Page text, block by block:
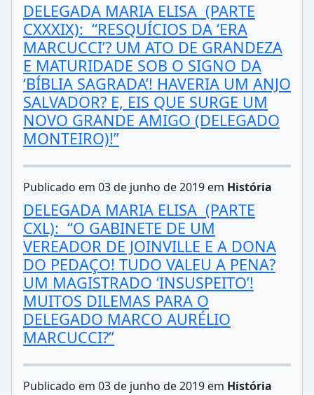
DELEGADA MARIA ELISA (PARTE
CXXXIX): “RESQUÍCIOS DA ‘ERA
MARCUCCI’? UM ATO DE GRANDEZA
E MATURIDADE SOB O SIGNO DA
‘BÍBLIA SAGRADA’! HAVERIA UM ANJO
SALVADOR? E, EIS QUE SURGE UM
NOVO GRANDE AMIGO (DELEGADO
MONTEIRO)!”
Publicado em 03 de junho de 2019 em História
DELEGADA MARIA ELISA (PARTE
CXL): “O GABINETE DE UM
VEREADOR DE JOINVILLE E A DONA
DO PEDAÇO! TUDO VALEU A PENA?
UM MAGISTRADO ‘INSUSPEITO’!
MUITOS DILEMAS PARA O
DELEGADO MARCO AURÉLIO
MARCUCCI?”
Publicado em 03 de junho de 2019 em História